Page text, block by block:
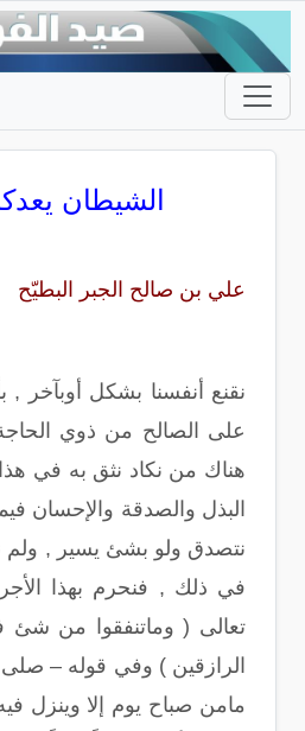
الشيطان
علي بن صالح الجبر البطيّح
نقنع أنفسنا بشكل أوبآخر ,
على الصالح من ذوي
هناك من نكاد نثق به في
البذل والصدقة والإحسان
نتصدق ولو بشئ يسير ,
في ذلك , فنحرم بهذا
تعالى ( وماتنفقوا من شئ
الرازقين ) وفي قوله –
مامن صباح يوم إلا وينزل